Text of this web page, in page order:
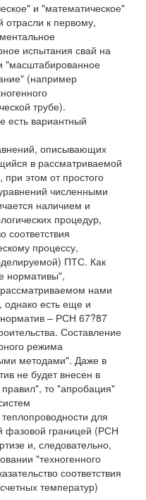
и "математическое"
отрасли к первому,
испытания свай на
"масштабированное
(например
трубе).
есть вариантный
описывающих
в рассматриваемой
этом от простого
численными
наличием и
процедур,
соответствия
процессу,
ПТС. Как
нормативы",
нами
однако есть еще и
– РСН 67?87
Составление
режима
методами". Даже в
не будет внесен в
то "апробация"
для
фазовой границей (РСН
и, следовательно,
"техногенного
соответствия
температур)